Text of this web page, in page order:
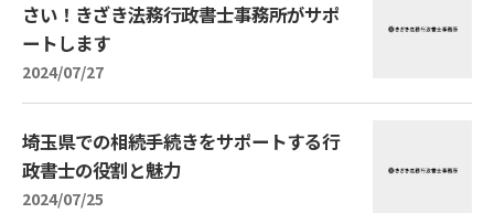
さい！きざき法務行政書士事務所がサポ
ートします
2024/07/27
埼玉県での相続手続きをサポートする行
政書士の役割と魅力
2024/07/25